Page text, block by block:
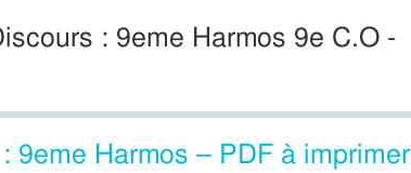
: 9eme Harmos 9e C.O -
9eme Harmos – PDF à imprimer